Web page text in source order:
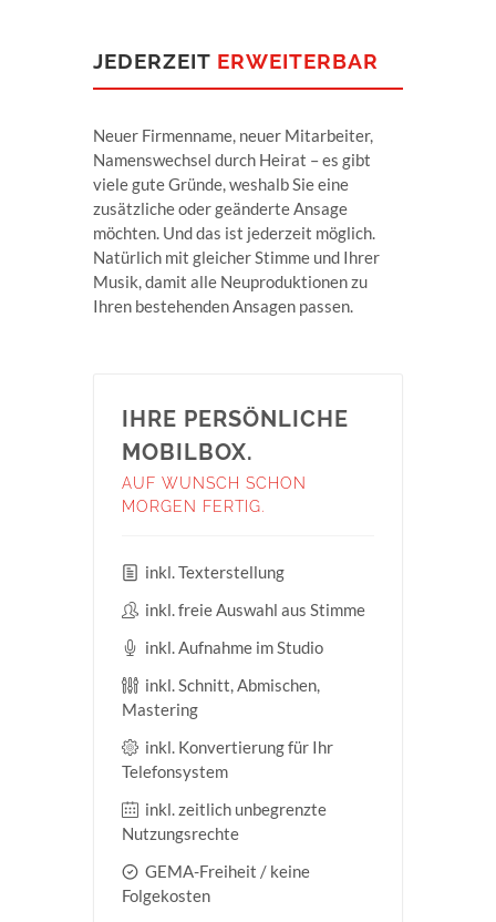
JEDERZEIT ERWEITERBAR
Neuer Firmenname, neuer Mitarbeiter,
Namenswechsel durch Heirat – es gibt
viele gute Gründe, weshalb Sie eine
zusätzliche oder geänderte Ansage
möchten. Und das ist jederzeit möglich.
Natürlich mit gleicher Stimme und Ihrer
Musik, damit alle Neuproduktionen zu
Ihren bestehenden Ansagen passen.
IHRE PERSÖNLICHE
MOBILBOX.
AUF WUNSCH SCHON
MORGEN FERTIG.
inkl. Texterstellung
inkl. freie Auswahl aus Stimme
inkl. Aufnahme im Studio
inkl. Schnitt, Abmischen,
Mastering
inkl. Konvertierung für Ihr
Telefonsystem
inkl. zeitlich unbegrenzte
Nutzungsrechte
GEMA-Freiheit / keine
Folgekosten